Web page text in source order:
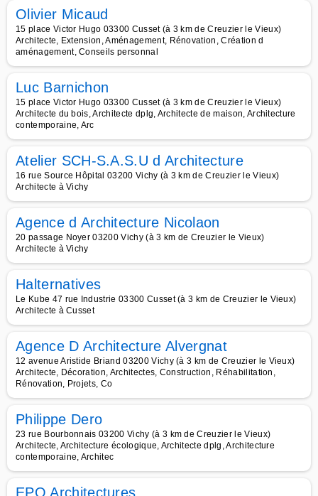
Olivier Micaud
15 place Victor Hugo 03300 Cusset (à 3 km de Creuzier le Vieux)
Architecte, Extension, Aménagement, Rénovation, Création d
aménagement, Conseils personnal
Luc Barnichon
15 place Victor Hugo 03300 Cusset (à 3 km de Creuzier le Vieux)
Architecte du bois, Architecte dplg, Architecte de maison, Architecture
contemporaine, Arc
Atelier SCH-S.A.S.U d Architecture
16 rue Source Hôpital 03200 Vichy (à 3 km de Creuzier le Vieux)
Architecte à Vichy
Agence d Architecture Nicolaon
20 passage Noyer 03200 Vichy (à 3 km de Creuzier le Vieux)
Architecte à Vichy
Halternatives
Le Kube 47 rue Industrie 03300 Cusset (à 3 km de Creuzier le Vieux)
Architecte à Cusset
Agence D Architecture Alvergnat
12 avenue Aristide Briand 03200 Vichy (à 3 km de Creuzier le Vieux)
Architecte, Décoration, Architectes, Construction, Réhabilitation,
Rénovation, Projets, Co
Philippe Dero
23 rue Bourbonnais 03200 Vichy (à 3 km de Creuzier le Vieux)
Architecte, Architecture écologique, Architecte dplg, Architecture
contemporaine, Architec
EPO Architectures